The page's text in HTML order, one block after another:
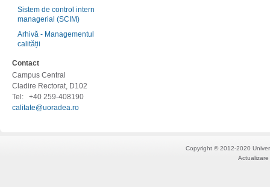
Sistem de control intern
managerial (SCIM)
Arhivă - Managementul
calității
Contact
Campus Central
Cladire Rectorat, D102
Tel: +40 259-408190
calitate@uoradea.ro
Copyright © 2012-2020